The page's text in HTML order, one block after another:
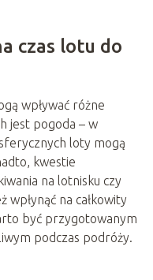
czas lotu do
wpływać różne
jest pogoda – w
loty mogą
kwestie
na lotnisku czy
na całkowity
być przygotowanym
podczas podróży.